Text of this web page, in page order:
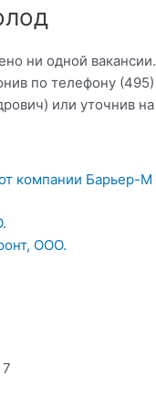
ни одной
по телефону
или уточнив на
компании Барьер-М
ООО.